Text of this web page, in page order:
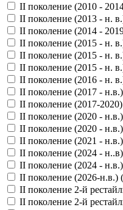
II поколение (2010 -
II поколение (2013 - н.
II поколение (2014 -
II поколение (2015 - н.
II поколение (2015 - н.
II поколение (2015 - н.
II поколение (2016 - н.
II поколение (2017 -
II поколение (2017-
II поколение (2020 -
II поколение (2020 -
II поколение (2021 -
II поколение (2024 -
II поколение (2024 -
II поколение (2026-н.в.) (
II поколение 2-й
II поколение 2-й